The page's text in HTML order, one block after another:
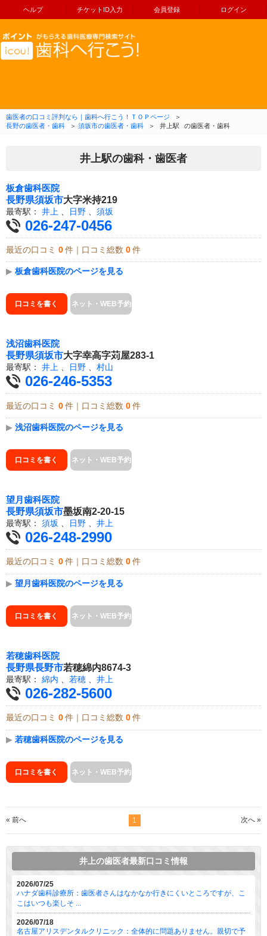
ヘルプ チケットID入力 会員登録 ログイン
コンテンツへ移動
歯医者の口コミ評判なら｜歯科へ行こう！ＴＯＰページ
＞
長野の歯医者・歯科
＞ 須坂市の歯医者・歯科 ＞ 井上駅 の歯医者・歯科
井上駅の歯科・歯医者
板倉歯科医院
長野県須坂市大字米持219
最寄駅： 井上 日野 須坂
026-247-0456
最近の口コミ 0 件｜口コミ総数 0 件
▶ 板倉歯科医院のページを見る
口コミを書く ネット・WEB予約
浅沼歯科医院
長野県須坂市大字幸高字苅屋283-1
最寄駅： 井上 、 日野 、 村山
026-246-5353
最近の口コミ 0 件｜口コミ総数 0 件
▶ 浅沼歯科医院のページを見る
口コミを書く ネット・WEB予約
望月歯科医院
長野県須坂市墨坂南2-20-15
最寄駅： 須坂 日野 井上
026-248-2990
最近の口コミ 0 件｜口コミ総数 0 件
▶ 望月歯科医院のページを見る
口コミを書く ネット・WEB予約
若穂歯科医院
長野県長野市若穂綿内8674-3
最寄駅： 綿内 若穂 井上
026-282-5600
最近の口コミ 0 件｜口コミ総数 0 件
▶ 若穂歯科医院のページを見る
口コミを書く ネット・WEB予約
« 前へ 1 次へ »
井上の歯医者最新口コミ情報
2026/07/25
ハナダ歯科診療所：歯医者さんはなかなか行きにくいところですが、こ
こはいつも楽しそ ...
2026/07/18
名古屋アリスデンタルクリニック：全体的に問題ありません。親切で予